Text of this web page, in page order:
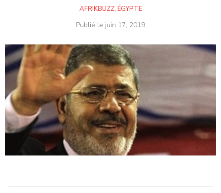
AFRIKBUZZ, ÉGYPTE
Publié le juin 17, 2019